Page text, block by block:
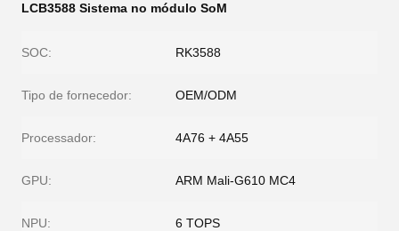
LCB3588 Sistema no módulo SoM
SOC: RK3588
Tipo de fornecedor: OEM/ODM
Processador: 4A76 + 4A55
GPU: ARM Mali-G610 MC4
NPU: 6 TOPS